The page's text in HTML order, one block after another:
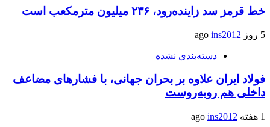
خط قرمز سد زاینده‌رود، ۲۳۶ میلیون مترمکعب است
5 روز ago ins2012
دسته‌بندی نشده
فولاد ایران علاوه بر بحران جهانی، با فشارهای مضاعف
داخلی هم روبه‌روست
1 هفته ago ins2012